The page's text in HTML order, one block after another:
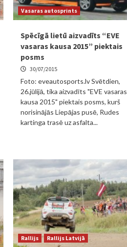
Vasaras autosprints
Spēcīgā lietū aizvadīts “EVE
vasaras kausa 2015” piektais
posms
30/07/2015
Foto: eveautosports.lv Svētdien,
26.jūlijā, tika aizvadīts "EVE vasaras
kausa 2015" piektais posms, kurš
norisinājās Liepājas pusē, Rudes
kartinga trasē uz asfalta...
Rallijs Rallijs Latvijā